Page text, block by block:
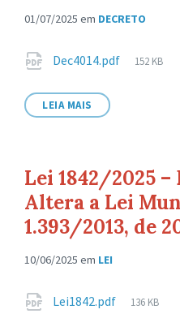
01/07/2025 em DECRETO
Anexos
Dec4014.pdf
Tamanho
152 KB
LEIA MAIS
Lei 1842/2025 –
Altera a Lei
1.393/2013, de
10/06/2025 em LEI
Anexos
Lei1842.pdf
Tamanho
136 KB